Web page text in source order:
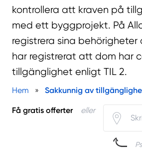
kontrollera att kraven på
med ett byggprojekt. På
registrera sina
har registrerat att dom har
tillgänglighet enligt TIL 2.
Hem » Sakkunnig av
Få gratis offerter eller